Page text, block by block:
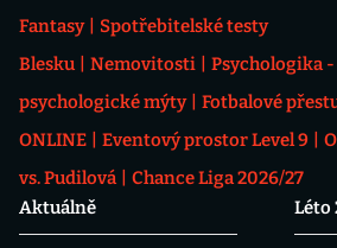
Fantasy
Spotřebitelské testy
Blesku
Nemovitosti
Psychologika
psychologické mýty
Fotbalové
ONLINE
Eventový prostor Level 9
vs. Pudilová
Chance Liga 2026/27
Aktuálně
Léto